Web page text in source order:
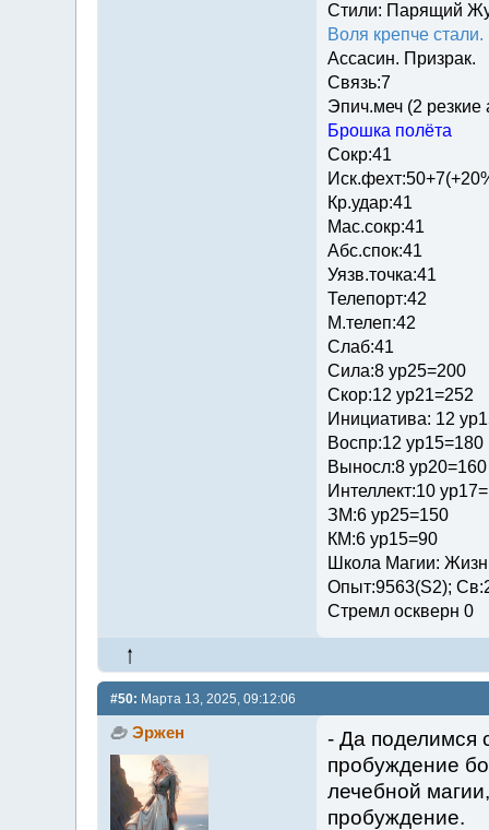
Стили: Парящий
Воля крепче
Ассасин. Призрак.
Связь:7
Эпич.меч (2 резкие
Брошка полёта
Сокр:41
Кр.удар:41
Мас.сокр:41
Абс.спок:41
Уязв.точка:41
Телепорт:42
М.телеп:42
Слаб:41
Сила:8 ур25=200
Скор:12 ур21=252
Инициатива: 12
Воспр:12 ур15=180
Выносл:8 ур20=160
Интеллект:10
ЗМ:6 ур25=150
КМ:6 ур15=90
Школа Магии:
Опыт:9563(S2);
Стремл оскверн 0
#50: Марта 13, 2025, 09:12:06
Эржен
- Да поделимся
пробуждение
лечебной
пробуждение.